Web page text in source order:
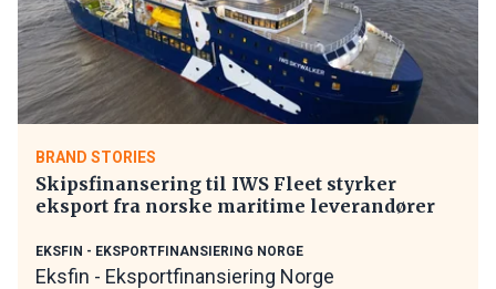
BRAND STORIES
Skipsfinansering til IWS Fleet styrker
eksport fra norske maritime leverandører
EKSFIN - EKSPORTFINANSIERING NORGE
Eksfin - Eksportfinansiering Norge